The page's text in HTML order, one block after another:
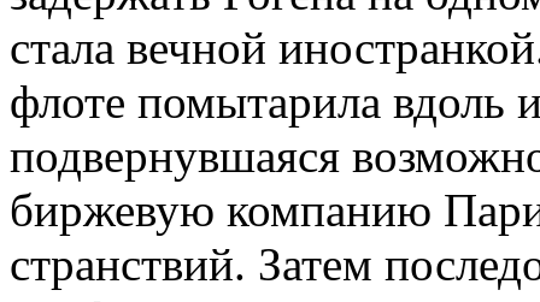
стала вечной
флоте помытарила вдоль
подвернувшаяся
биржевую компанию
странствий. Затем